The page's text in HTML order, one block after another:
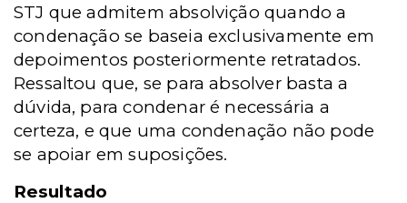
STJ que admitem absolvição quando a
condenação se baseia exclusivamente em
depoimentos posteriormente retratados.
Ressaltou que, se para absolver basta a
dúvida, para condenar é necessária a
certeza, e que uma condenação não pode
se apoiar em suposições.
Resultado